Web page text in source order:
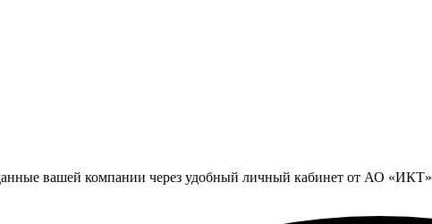
вашей компании через удобный личный кабинет от АО «ИКТ»